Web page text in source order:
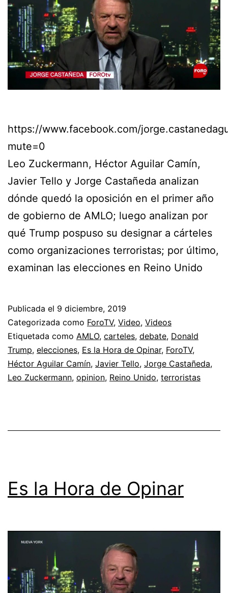
https://www.facebook.com/
mute=0
Leo Zuckermann, Héctor Aguilar Camín,
Javier Tello y Jorge Castañeda analizan
dónde quedó la oposición en el primer año
de gobierno de AMLO; luego analizan por
qué Trump pospuso su designar a cárteles
como organizaciones terroristas; por último,
examinan las elecciones en Reino Unido
Publicada el 9 diciembre, 2019
Categorizada como ForoTV, Video, Videos
Etiquetada como AMLO, carteles, debate, Donald
Trump, elecciones, Es la Hora de Opinar, ForoTV,
Héctor Aguilar Camín, Javier Tello, Jorge Castañeda,
Leo Zuckermann, opinion, Reino Unido, terroristas
Es la Hora de Opinar